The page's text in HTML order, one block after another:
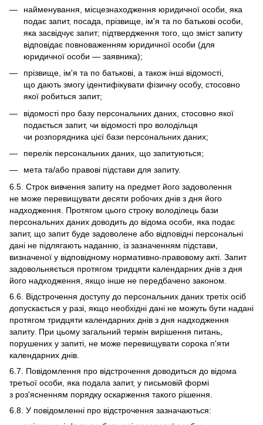
найменування, місцезнаходження юридичної особи, яка
подає запит, посада, прізвище, ім'я та по батькові особи,
яка засвідчує запит; підтвердження того, що зміст запиту
відповідає повноваженням юридичної особи (для
юридичної особи — заявника);
прізвище, ім'я та по батькові, а також інші відомості,
що дають змогу ідентифікувати фізичну особу, стосовно
якої робиться запит;
відомості про базу персональних даних, стосовно якої
подається запит, чи відомості про володільця
чи розпорядника цієї бази персональних даних;
перелік персональних даних, що запитуються;
мета та/або правові підстави для запиту.
6.5. Строк вивчення запиту на предмет його задоволення
не може перевищувати десяти робочих днів з дня його
надходження. Протягом цього строку володілець бази
персональних даних доводить до відома особи, яка подає
запит, що запит буде задоволене або відповідні персональні
дані не підлягають наданню, із зазначенням підстави,
визначеної у відповідному нормативно-правовому акті. Запит
задовольняється протягом тридцяти календарних днів з дня
його надходження, якщо інше не передбачено законом.
6.6. Відстрочення доступу до персональних даних третіх осіб
допускається у разі, якщо необхідні дані не можуть бути надані
протягом тридцяти календарних днів з дня надходження
запиту. При цьому загальний термін вирішення питань,
порушених у запиті, не може перевищувати сорока п'яти
календарних днів.
6.7. Повідомлення про відстрочення доводиться до відома
третьої особи, яка подала запит, у письмовій формі
з роз'ясненням порядку оскарження такого рішення.
6.8. У повідомленні про відстрочення зазначаються: